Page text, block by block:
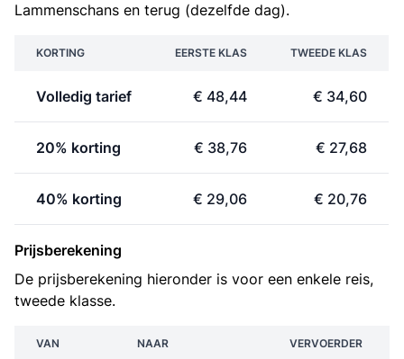
Lammenschans en terug (dezelfde dag).
KORTING EERSTE KLAS TWEEDE KLAS
Volledig tarief € 48,44 € 34,60
20% korting € 38,76 € 27,68
40% korting € 29,06 € 20,76
Prijsberekening
De prijsberekening hieronder is voor een enkele reis,
tweede klasse.
VAN NAAR VERVOERDER